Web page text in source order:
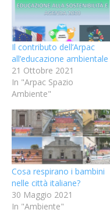
Il contributo dell’Arpac
all’educazione ambientale
21 Ottobre 2021
In "Arpac Spazio
Ambiente"
Cosa respirano i bambini
nelle città italiane?
30 Maggio 2021
In "Ambiente"